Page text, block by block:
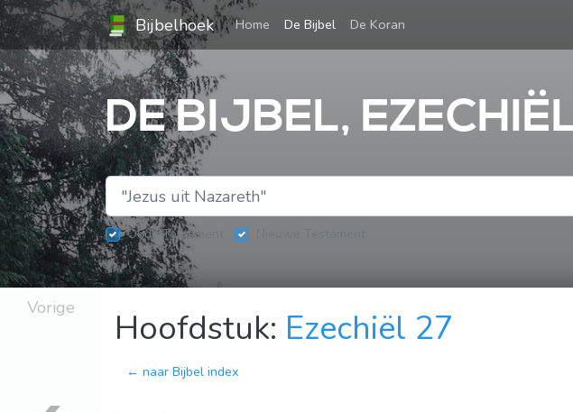
Bijbelhoek Home (current)
De Bijbel De Koran
DE BIJBEL,
Oude Testament
Vorige Hoofdstuk: Ezechiël 27
← naar Bijbel index